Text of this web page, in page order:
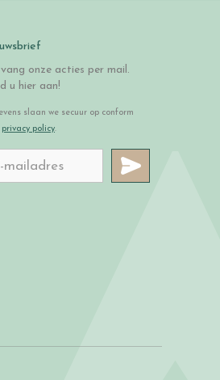
onze acties per mail.
u hier aan!
slaan we secuur op conform
privacy policy.